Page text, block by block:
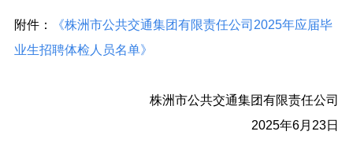
附件：
《株洲市公共交通集团有限责任公司2025年应届毕
业生招聘体检人员名单》
株洲市公共交通集团有限责任公司
2025年6月23日